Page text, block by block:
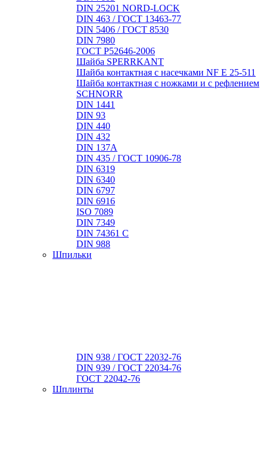
DIN 25201 NORD-LOCK
DIN 463 / ГОСТ 13463-77
DIN 5406 / ГОСТ 8530
DIN 7980
ГОСТ Р52646-2006
Шайба SPERRKANT
Шайба контактная с насечками NF E 25-511
Шайба контактная с ножками и с рефлением
SCHNORR
DIN 1441
DIN 93
DIN 440
DIN 432
DIN 137A
DIN 435 / ГОСТ 10906-78
DIN 6319
DIN 6340
DIN 6797
DIN 6916
ISO 7089
DIN 7349
DIN 74361 C
DIN 988
Шпильки
DIN 938 / ГОСТ 22032-76
DIN 939 / ГОСТ 22034-76
ГОСТ 22042-76
Шплинты